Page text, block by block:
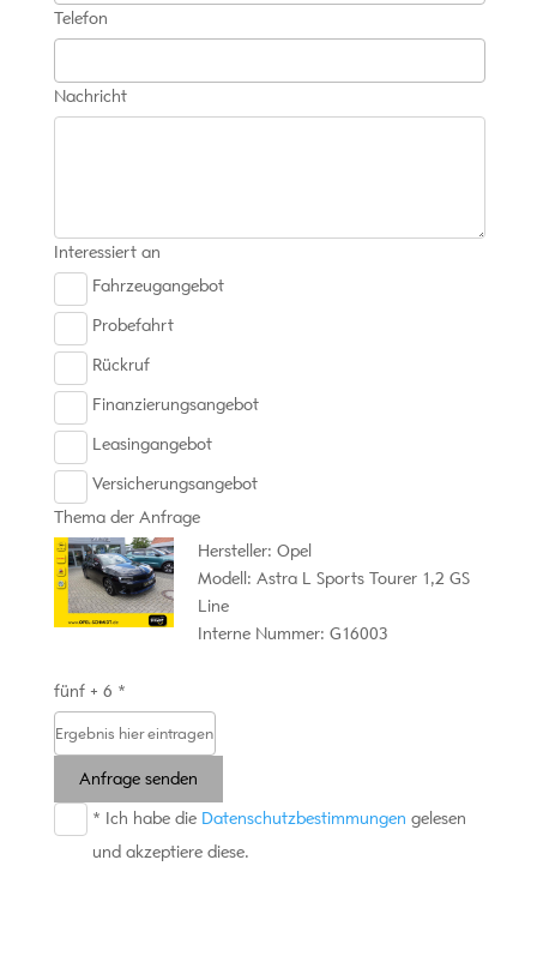
Telefon
Nachricht
Interessiert an
Fahrzeugangebot
Probefahrt
Rückruf
Finanzierungsangebot
Leasingangebot
Versicherungsangebot
Thema der Anfrage
Hersteller: Opel
Modell: Astra L Sports Tourer 1,2 GS
Line
Interne Nummer: G16003
fünf + 6 *
Anfrage senden
* Ich habe die Datenschutzbestimmungen gelesen
und akzeptiere diese.